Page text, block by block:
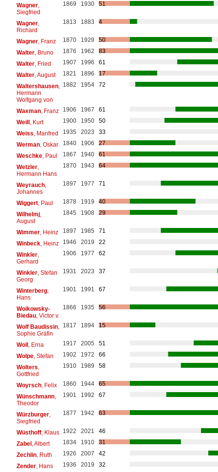
Wagner,
Siegfried
1869 1930 51
Wagner,
Richard
1813 1883 4
Wagner, Franz 1870 1929
50
Walter, Bruno 1876 1962
83
Walter, Fried 1907 1996
61
Walter, August 1821 1896
17
Waltershausen,
Hermann
Wolfgang von
1882 1954 72
Waxman, Franz 1906 1967
61
Weill, Kurt 1900 1950
50
Weiss , Manfred 1935 2023
33
Werman, Oskar 1840 1906
27
Weschke, Paul 1867 1940
61
Wetzler,
Hermann Hans
1870 1943 64
Weyrauch,
Johannes
1897 1977 71
Wiggert, Paul 1878 1919
40
Wilhelmj,
August
1845 1908 29
Wimmer, Heinz 1897 1985
71
Winbeck, Heinz 1946 2019
22
Winkler,
Gerhard
1906 1977 62
Winkler, Stefan
Georg
1931 2023 37
Winterberg,
Hans
1901 1991 67
Woikowsky-
Biedau, Victor v.
1866 1935 56
Wolf Baudissin,
Sophie Gräfin
1817 1894 15
Woll, Erna 1917 2005
51
Wolpe, Stefan 1902 1972
66
Wolters
Gottfried
1910 1989 58
Woyrsch, Felix 1860 1944
65
Wünschmann,
Theodor
1901 1992 67
Würzburger,
Siegfried
1877 1942 63
Wüsthoff, Klaus 1922 2021
46
Zabel, Albert 1834 1910
31
Zechlin, Ruth 1926 2007
42
Zender, Hans 1936 2019
32